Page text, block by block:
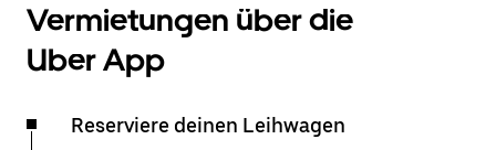
Vermietungen über die
Uber App
Reserviere deinen Leihwagen